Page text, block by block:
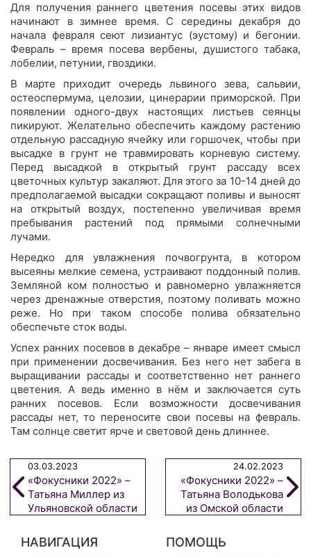
Для получения раннего цветения посевы этих видов
начинают в зимнее время. С середины декабря до
начала февраля сеют лизиантус (эустому) и бегонии.
Февраль – время посева вербены, душистого табака,
лобелии, петунии, гвоздики.
В марте приходит очередь львиного зева, сальвии,
остеоспермума, целозии, цинерарии приморской. При
появлении одного-двух настоящих листьев сеянцы
пикируют. Желательно обеспечить каждому растению
отдельную рассадную ячейку или горшочек, чтобы при
высадке в грунт не травмировать корневую систему.
Перед высадкой в открытый грунт рассаду всех
цветочных культур закаляют. Для этого за 10-14 дней до
предполагаемой высадки сокращают поливы и выносят
на открытый воздух, постепенно увеличивая время
пребывания растений под прямыми солнечными
лучами.
Нередко для увлажнения почвогрунта, в котором
высеяны мелкие семена, устраивают поддонный полив.
Земляной ком полностью и равномерно увлажняется
через дренажные отверстия, поэтому поливать можно
реже. Но при таком способе полива обязательно
обеспечьте сток воды.
Успех ранних посевов в декабре – январе имеет смысл
при применении досвечивания. Без него нет забега в
выращивании рассады и соответственно нет раннего
цветения. А ведь именно в нём и заключается суть
ранних посевов. Если возможности досвечивания
рассады нет, то переносите свои посевы на февраль.
Там солнце светит ярче и световой день длиннее.
03.03.2023
«Фокусники 2022» –
Татьяна Миллер из
Ульяновской области
24.02.2023
«Фокусники 2022» –
Татьяна Володькова
из Омской области
НАВИГАЦИЯ ПОМОЩЬ